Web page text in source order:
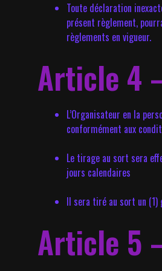
Toute déclaration
présent règlement,
règlements en vigueur.
Article 4
L’Organisateur en la
conformément aux
Le tirage au sort sera
jours calendaires
Il sera tiré au sort un (1)
Article 5